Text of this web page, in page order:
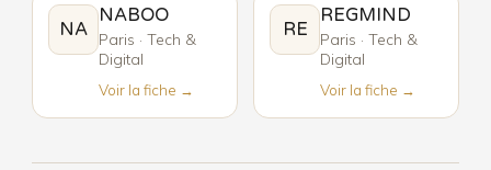
NA
NABOO
Paris · Tech &
Digital
Voir la fiche →
RE
REGMIND
Paris · Tech &
Digital
Voir la fiche →